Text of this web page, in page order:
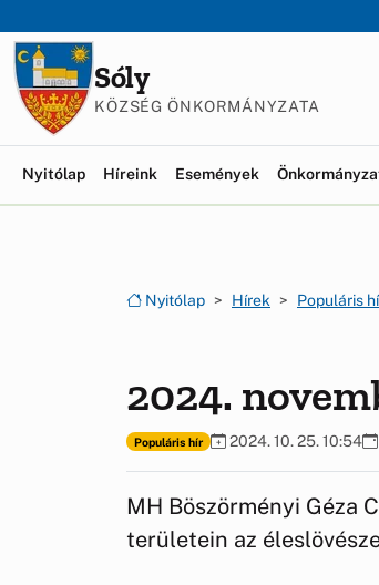
Sóly
KÖZSÉG ÖNKORMÁNYZATA
Nyitólap Híreink Események
Nyitólap Hírek Populáris
2024.
Populáris hír 2024. 10. 25. 10:54
MH Böszörményi Géza
területein az